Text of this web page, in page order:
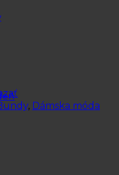
, Dámska móda